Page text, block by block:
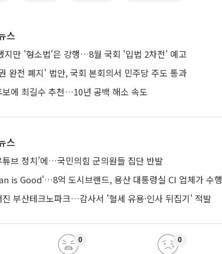
스
지만 '형소법'은 강행…8월 국회 '입법 2차전' 예고
완전 폐지' 법안, 국회 본회의서 민주당 주도 통과
보에 최길수 추천…10년 공백 해소 속도
스
튜브 정치’에…국민의힘 군의원들 집단 반발
is Good'…8억 도시브랜드, 용산 대통령실 CI 업체가 수행
부산테크노파크…감사서 '혈세 유용·인사 뒤집기' 적발
0 0